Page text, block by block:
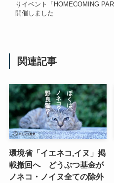
りイベント「HOMECOMING
開催しました
関連記事
環境省「イエネコ,イヌ」掲
載撤回へ どうぶつ基金が
ノネコ・ノイヌ全ての除外